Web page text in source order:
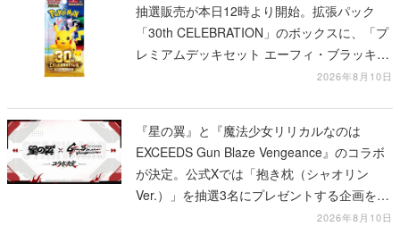
抽選販売が本日12時より開始。拡張パック
「30th CELEBRATION」のボックスに、「プ
レミアムデッキセット エーフィ・ブラッキ
ー」「FUTURISTIC BOX」の計3商品2026年8月10日
『星の翼』と『魔法少女リリカルなのは
EXCEEDS Gun Blaze Vengeance』のコラボ
が決定。公式Xでは「抱き枕（シャオリン
Ver.）」を抽選3名にプレゼントする企画を実
2026年8月10日